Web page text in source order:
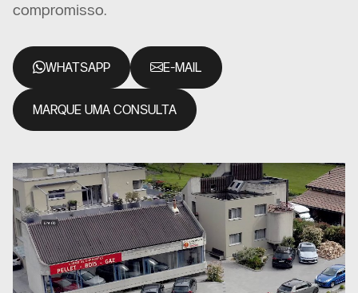
compromisso.
WHATSAPP E-MAIL
MARQUE UMA CONSULTA